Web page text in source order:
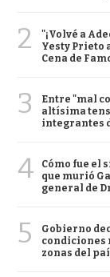
2
"¡Volvé a
Yesty Prieto
Cena de
3
Entre "mal
altísima
integrantes
4
Cómo fue el
que murió
general de
5
Gobierno
condiciones
zonas del